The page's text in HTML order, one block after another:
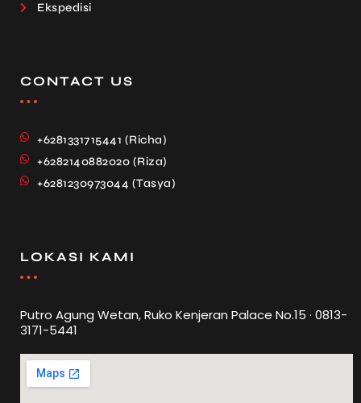
Ekspedisi
CONTACT US
+6281331715441 (Richa)
+6282140882020 (Riza)
+6281230973044 (Tasya)
LOKASI KAMI
Putro Agung Wetan, Ruko Kenjeran Palace No.15 · 0813-
3171-5441